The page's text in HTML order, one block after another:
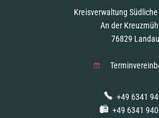
Kreisverwaltung
An der
76829 Landau
+49 6341
+49 6341